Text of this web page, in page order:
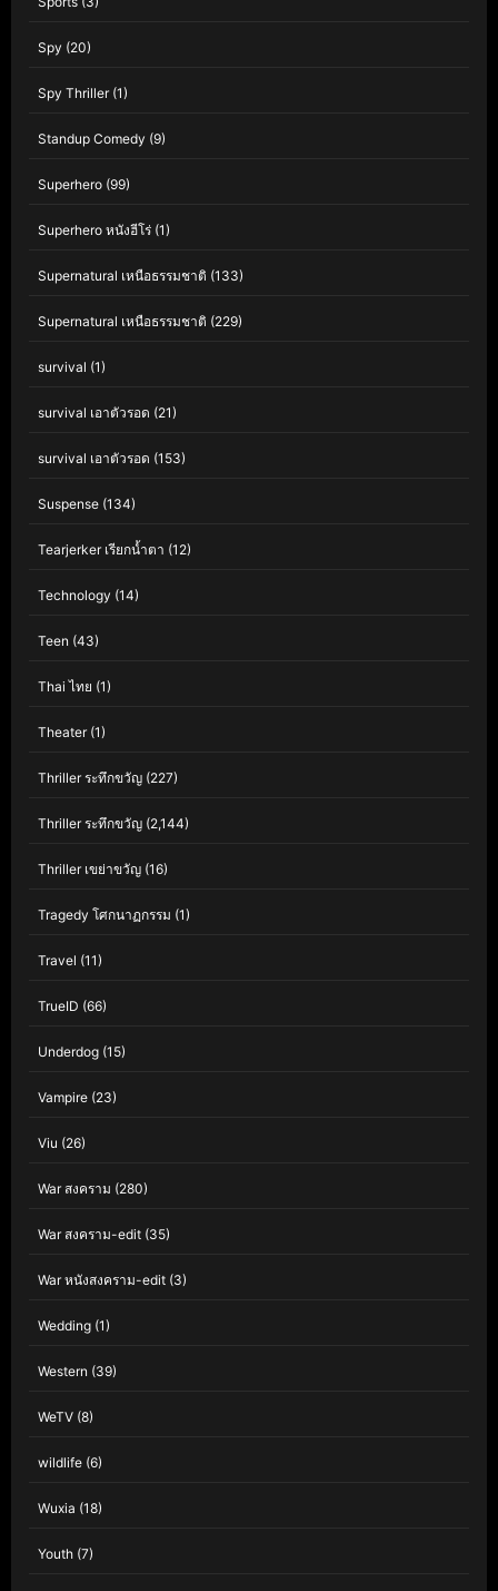
Spy (20)
Spy Thriller(1)
Standup Comedy (9)
Superhero (99)
Superhero หนังฮีโร่ (1)
Supernatural เหนือธรรมชาติ (133)
Supernatural เหนือธรรมชาติ (229)
survival (1)
survival เอาตัวรอด (21)
survival เอาตัวรอด (153)
Suspense (134)
Tearjerker เรียกน้ำตา (12)
Technology (14)
Teen (43)
Thai ไทย (1)
Theater(1)
Thriller ระทึกขวัญ (227)
Thriller ระทึกขวัญ (2,144)
Thriller เขย่าขวัญ (16)
Tragedy โศกนาฏกรรม (1)
Travel (11)
TrueID (66)
Underdog (15)
Vampire (23)
Viu (26)
War สงคราม (280)
War สงคราม-edit (35)
War หนังสงคราม-edit (3)
Wedding (1)
Western (39)
WeTV (8)
wildlife (6)
Wuxia (18)
Youth (7)